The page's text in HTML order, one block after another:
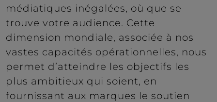
médiatiques inégalées, où que se
trouve votre audience. Cette
dimension mondiale, associée à nos
vastes capacités opérationnelles, nous
permet d’atteindre les objectifs les
plus ambitieux qui soient, en
fournissant aux marques le soutien